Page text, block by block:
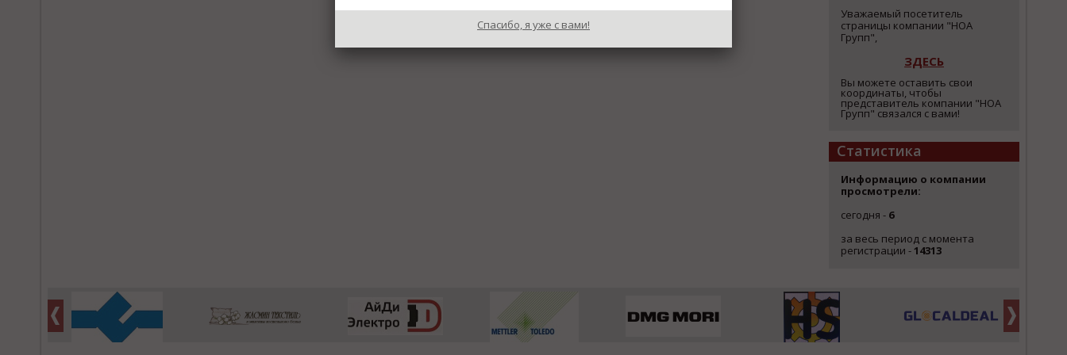
Уважаемый посетитель
страницы компании "НОА
Групп",
ЗДЕСЬ
Вы можете оставить свои
координаты, чтобы
представитель компании "НОА
Групп" связался с вами!
Статистика
Информацию о компании
просмотрели:
сегодня - 6
за весь период с момента
регистрации -14313
Спасибо, я уже с вами!